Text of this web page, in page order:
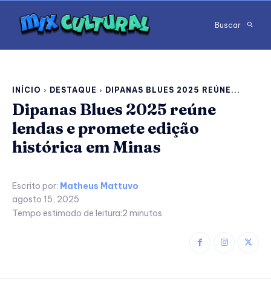
Buscar
INÍCIO DESTAQUE DIPANAS BLUES 2025 REÚNE...
Dipanas Blues 2025 reúne
lendas e promete edição
histórica em Minas
Escrito por: Matheus Mattuvo
agosto 15, 2025
Tempo estimado de leitura:2 minutos